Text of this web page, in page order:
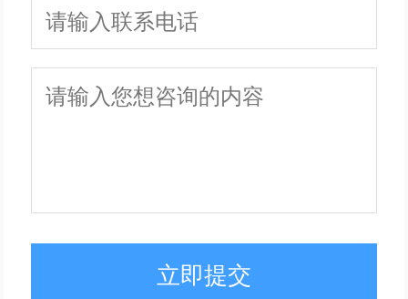
立即提交